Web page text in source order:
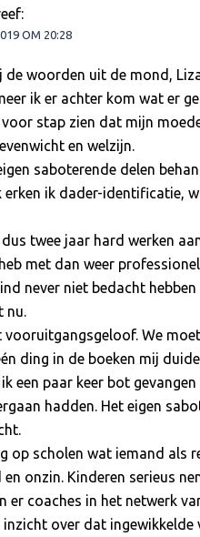
OM 20:28
de woorden uit de mond,
ik er achter kom wat er
voor stap zien dat mijn
en welzijn.
saboterende delen
erken ik dader-identificatie,
twee jaar hard werken
met dan weer
never niet bedacht
nu.
vooruitgangsgeloof. We
ding in de boeken mij
een paar keer bot
hadden. Het eigen
op scholen wat iemand als
onzin. Kinderen serieus
er coaches in het netwerk
over dat ingewikkelde